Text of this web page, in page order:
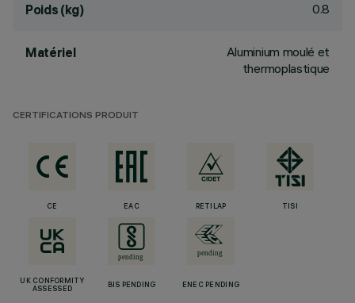
Poids (kg) 0.8
Matériel
Aluminium moulé et
thermoplastique
CERTIFICATIONS PRODUIT
CE EAC RETILAP TISI
UK CONFORMITY
ASSESSED
BIS PENDING ENEC PENDING